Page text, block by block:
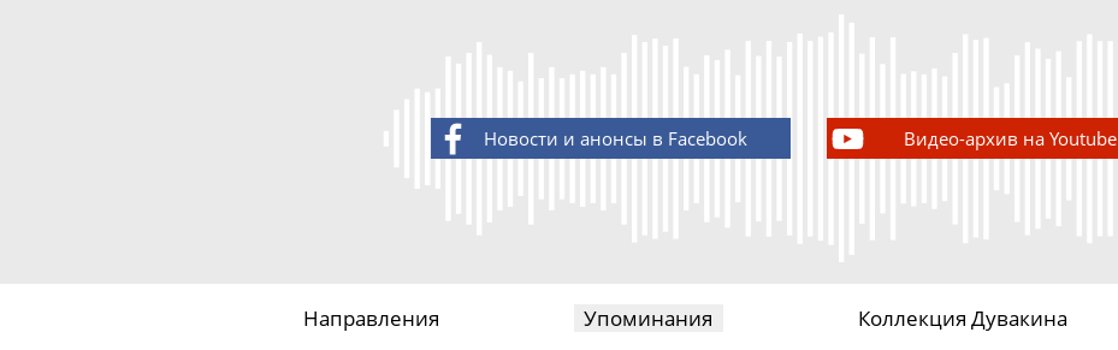
Новости и анонсы в Facebook Видео-архив на Youtube
Направления Упоминания Коллекция Дувакина